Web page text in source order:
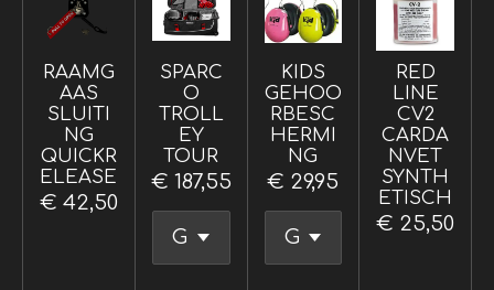
RAAMG
AAS
SLUITI
NG
QUICKR
ELEASE
€ 42,50
SPARC
O
TROLL
EY
TOUR
€ 187,55
KIDS
GEHOO
RBESC
HERMI
NG
€ 29,95
RED
LINE
CV2
CARDA
NVET
SYNTH
ETISCH
€ 25,50